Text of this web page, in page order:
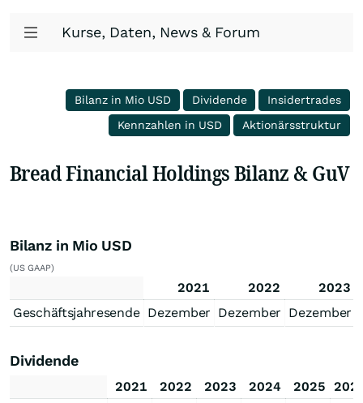
Kurse, Daten, News & Forum
Bilanz in Mio USD Dividende
Insidertrades
Kennzahlen in USD
Aktionärsstruktur
Bread Financial Holdings Bilanz & GuV
Bilanz in Mio USD
(US GAAP)
2021 2022
2023
Geschäftsjahresende Dezember Dezember Dezember
Dividende
2021 2022 2023 2024 2025